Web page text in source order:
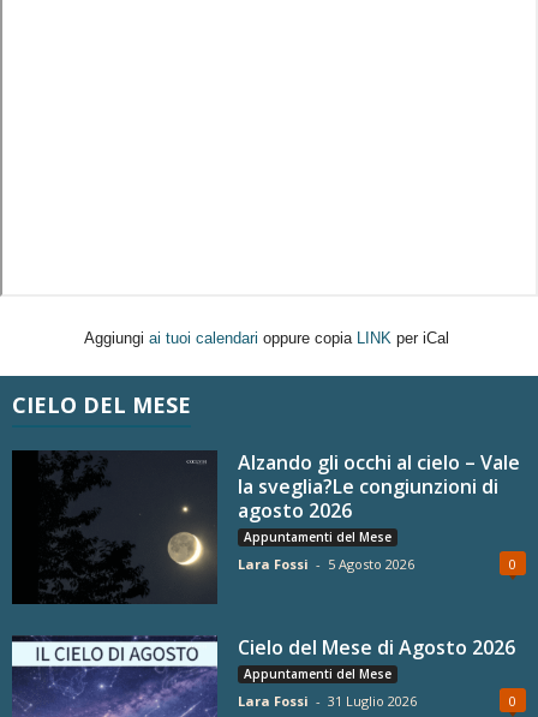
Aggiungi ai tuoi calendari oppure copia LINK per iCal
CIELO DEL MESE
Alzando gli occhi al cielo – Vale
la sveglia?Le congiunzioni di
agosto 2026
Appuntamenti del Mese
Lara Fossi - 5 Agosto 2026 0
Cielo del Mese di Agosto 2026
Appuntamenti del Mese
Lara Fossi - 31 Luglio 2026 0